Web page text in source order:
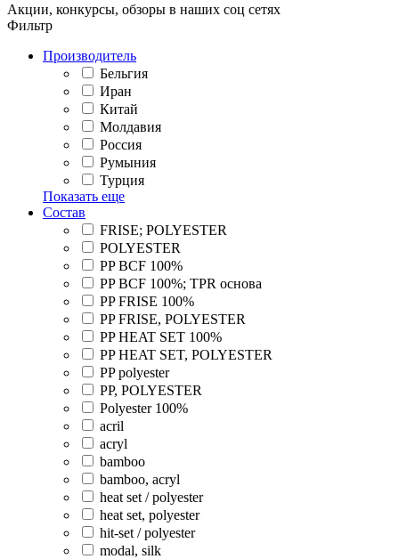
Акции, конкурсы, обзоры в наших соц сетях
Фильтр
Производитель
Бельгия
Иран
Китай
Молдавия
Россия
Румыния
Турция
Показать еще
Состав
FRISE; POLYESTER
POLYESTER
PP BCF 100%
PP BCF 100%; TPR основа
PP FRISE 100%
PP FRISE, POLYESTER
PP HEAT SET 100%
PP HEAT SET, POLYESTER
PP polyester
PP, POLYESTER
Polyester 100%
acril
acryl
bamboo
bamboo, acryl
heat set / polyester
heat set, polyester
hit-set / polyester
modal, silk